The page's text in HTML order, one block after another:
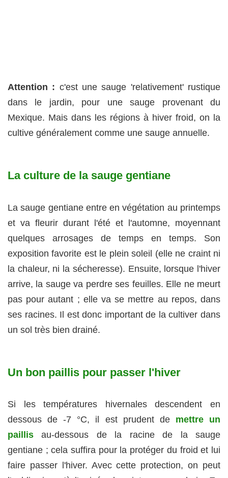
Attention : c'est une sauge 'relativement' rustique
dans le jardin, pour une sauge provenant du
Mexique. Mais dans les régions à hiver froid, on la
cultive généralement comme une sauge annuelle.
La culture de la sauge gentiane
La sauge gentiane entre en végétation au printemps
et va fleurir durant l'été et l'automne, moyennant
quelques arrosages de temps en temps. Son
exposition favorite est le plein soleil (elle ne craint ni
la chaleur, ni la sécheresse). Ensuite, lorsque l'hiver
arrive, la sauge va perdre ses feuilles. Elle ne meurt
pas pour autant ; elle va se mettre au repos, dans
ses racines. Il est donc important de la cultiver dans
un sol très bien drainé.
Un bon paillis pour passer l'hiver
Si les températures hivernales descendent en
dessous de -7 °C, il est prudent de mettre un
paillis au-dessous de la racine de la sauge
gentiane ; cela suffira pour la protéger du froid et lui
faire passer l'hiver. Avec cette protection, on peut